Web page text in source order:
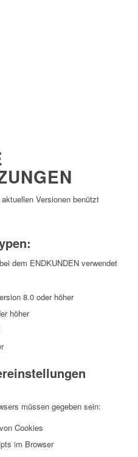
Versionen benützt
dem ENDKUNDEN verwendet
8.0 oder höher
höher
müssen gegeben sein:
Cookies
im Browser